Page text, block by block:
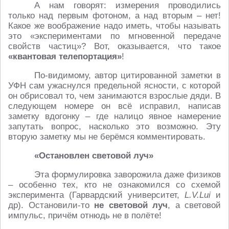
А нам говорят: измерения проводились
только над первым фотоном, а над вторым – нет!
Какое же воображение надо иметь, чтобы называть
это «экспериментами по мгновенной передаче
свойств частиц»? Вот, оказывается, что такое
«квантовая телепортация»!
По-видимому, автор цитированной заметки в
УФН сам ужаснулся предельной ясности, с которой
он обрисовал то, чем занимаются взрослые дяди. В
следующем номере он всё исправил, написав
заметку вдогонку – где налицо явное намерение
запутать вопрос, насколько это возможно. Эту
вторую заметку мы не берёмся комментировать.
«Остановлен световой луч»
Эта формулировка заворожила даже физиков
– особенно тех, кто не ознакомился со схемой
эксперимента (Гарвардский университет, L.V.Lui и
др). Остановили-то не световой луч, а световой
импульс, причём отнюдь не в полёте!